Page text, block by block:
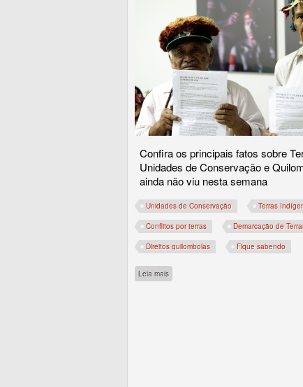
Confira os principais fatos sobre
Unidades de Conservação e
ainda não viu nesta semana
Unidades de Conservação Terras
Conflitos por terras Demarcação de
Direitos quilombolas Fique sabendo
Leia mais sobre Novas Terras Indígenas em